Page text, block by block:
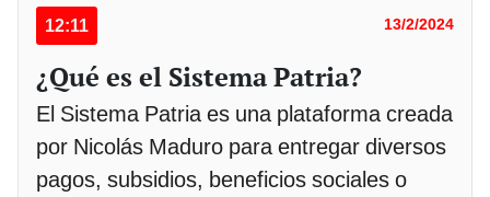
12:11 13/2/2024
¿Qué es el Sistema Patria?
El Sistema Patria es una plataforma creada
por Nicolás Maduro para entregar diversos
pagos, subsidios, beneficios sociales o